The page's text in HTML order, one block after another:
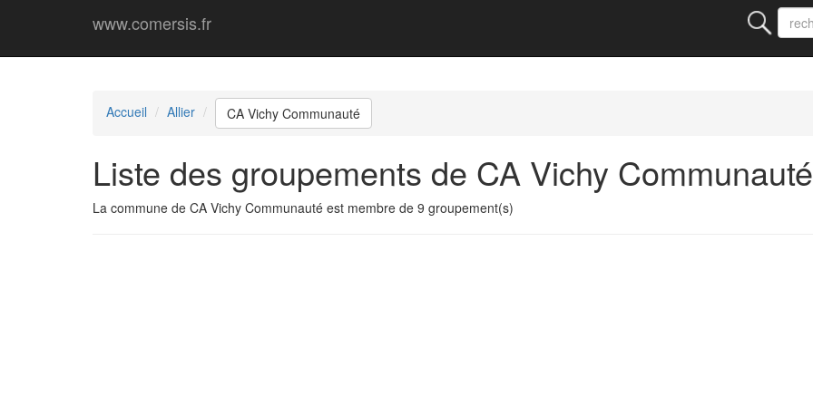
www.comersis.fr
Accueil Allier CA Vichy Communauté
Liste des groupements de CA Vichy Communauté
La commune de CA Vichy Communauté est membre de 9 groupement(s)